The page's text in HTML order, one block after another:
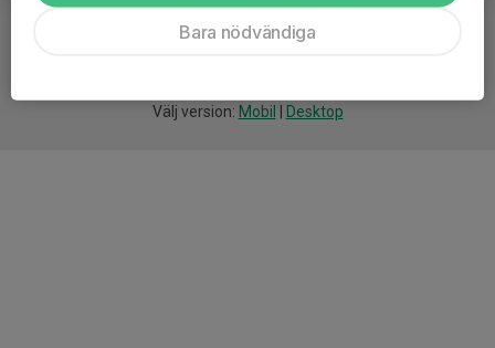
Välj version: Mobil Desktop
Bara nödvändiga